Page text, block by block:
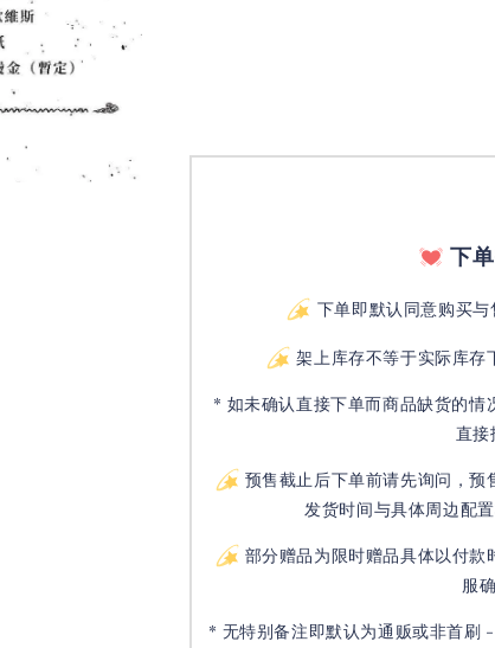
下
下单即默认同意购买与
架上库存不等于实际库存
* 如未确认直接下单而商品缺货的
直接
预售截止后下单前请先询问，预
发货时间与具体周边配
部分赠品为限时赠品具体以付
服
* 无特别备注即默认为通贩或非首